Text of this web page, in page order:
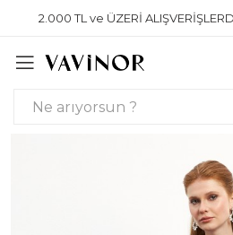
2.000 TL ve ÜZERİ